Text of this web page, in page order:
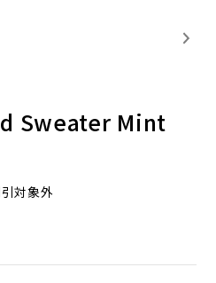
Sweater Mint
対象外